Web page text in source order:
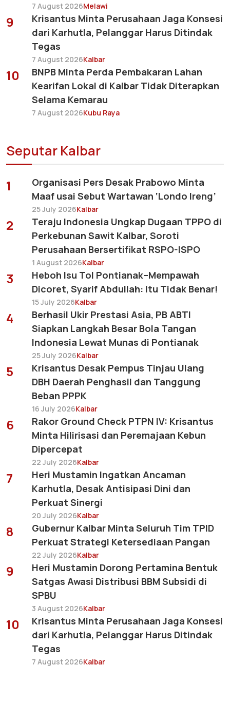
7 August 2026Melawi
9
Krisantus Minta Perusahaan Jaga Konsesi
dari Karhutla, Pelanggar Harus Ditindak
Tegas
7 August 2026Kalbar
10
BNPB Minta Perda Pembakaran Lahan
Kearifan Lokal di Kalbar Tidak Diterapkan
Selama Kemarau
7 August 2026Kubu Raya
Seputar Kalbar
1
Organisasi Pers Desak Prabowo Minta
Maaf usai Sebut Wartawan ‘Londo Ireng’
25 July 2026Kalbar
2
Teraju Indonesia Ungkap Dugaan TPPO di
Perkebunan Sawit Kalbar, Soroti
Perusahaan Bersertifikat RSPO-ISPO
1 August 2026Kalbar
3
Heboh Isu Tol Pontianak–Mempawah
Dicoret, Syarif Abdullah: Itu Tidak Benar!
15 July 2026Kalbar
4
Berhasil Ukir Prestasi Asia, PB ABTI
Siapkan Langkah Besar Bola Tangan
Indonesia Lewat Munas di Pontianak
25 July 2026Kalbar
5
Krisantus Desak Pempus Tinjau Ulang
DBH Daerah Penghasil dan Tanggung
Beban PPPK
16 July 2026Kalbar
6
Rakor Ground Check PTPN IV: Krisantus
Minta Hilirisasi dan Peremajaan Kebun
Dipercepat
22 July 2026Kalbar
7
Heri Mustamin Ingatkan Ancaman
Karhutla, Desak Antisipasi Dini dan
Perkuat Sinergi
20 July 2026Kalbar
8
Gubernur Kalbar Minta Seluruh Tim TPID
Perkuat Strategi Ketersediaan Pangan
22 July 2026Kalbar
9
Heri Mustamin Dorong Pertamina Bentuk
Satgas Awasi Distribusi BBM Subsidi di
SPBU
3 August 2026Kalbar
10
Krisantus Minta Perusahaan Jaga Konsesi
dari Karhutla, Pelanggar Harus Ditindak
Tegas
7 August 2026Kalbar